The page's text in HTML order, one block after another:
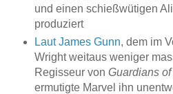
und einen schießwütigen
produziert
Laut James Gunn, dem im
Wright weitaus weniger
Regisseur von Guardians
ermutigte Marvel ihn